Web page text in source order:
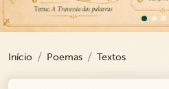
Início Poemas Textos